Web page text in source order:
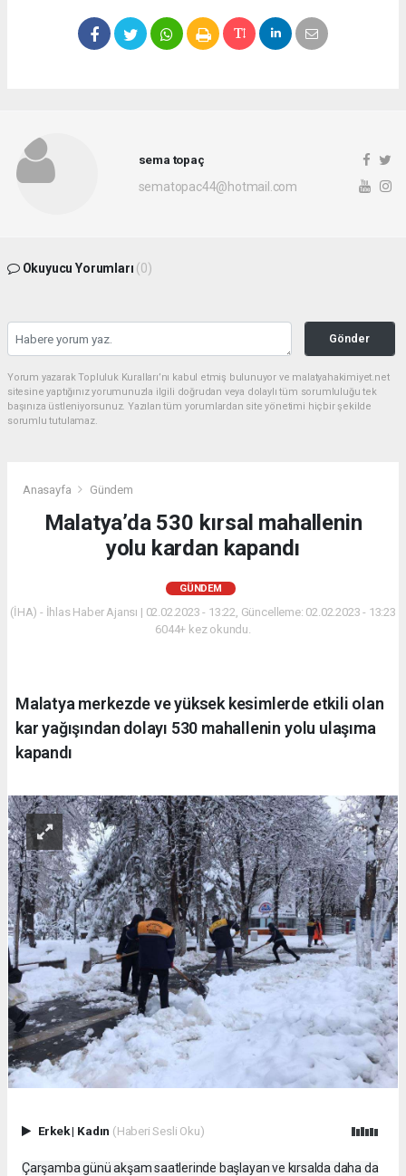
sema topaç
sematopac44@hotmail.com
Okuyucu Yorumları (0)
Gönder
Yorum yazarak Topluluk Kuralları’nı kabul etmiş bulunuyor ve malatyahakimiyet.net
sitesine yaptığınız yorumunuzla ilgili doğrudan veya dolaylı tüm sorumluluğu tek
başınıza üstleniyorsunuz. Yazılan tüm yorumlardan site yönetimi hiçbir şekilde
sorumlu tutulamaz.
Anasayfa Gündem
Malatya’da 530 kırsal mahallenin
yolu kardan kapandı
GÜNDEM
(İHA) - İhlas Haber Ajansı | 02.02.2023 - 13:22, Güncelleme: 02.02.2023 - 13:23
6044+ kez okundu.
Malatya merkezde ve yüksek kesimlerde etkili olan
kar yağışından dolayı 530 mahallenin yolu ulaşıma
kapandı
Erkek| Kadın (Haberi Sesli Oku)
Çarşamba günü akşam saatlerinde başlayan ve kırsalda daha da